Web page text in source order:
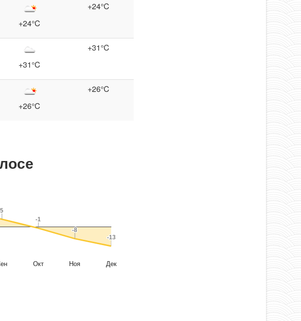
+24°C
+24°C
+31°C
+31°C
+26°C
+26°C
Окт Ноя Дек
5
5
-1
-1
-8
-8
-13
-13